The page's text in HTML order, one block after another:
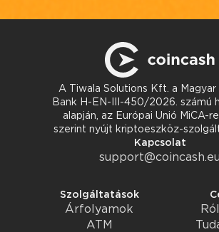
A Tiwala Solutions Kft. a
Bank H-EN-III-450/2026. számú
alapján, az Európai Unió MiCA-
szerint nyújt kriptoeszköz-
Kapcsolat
support@coincash.eu
Szolgáltatások
Árfolyamok
ATM